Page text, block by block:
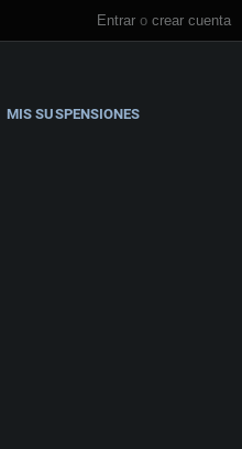
Entrar o crear cuenta
MIS SUSPENSIONES